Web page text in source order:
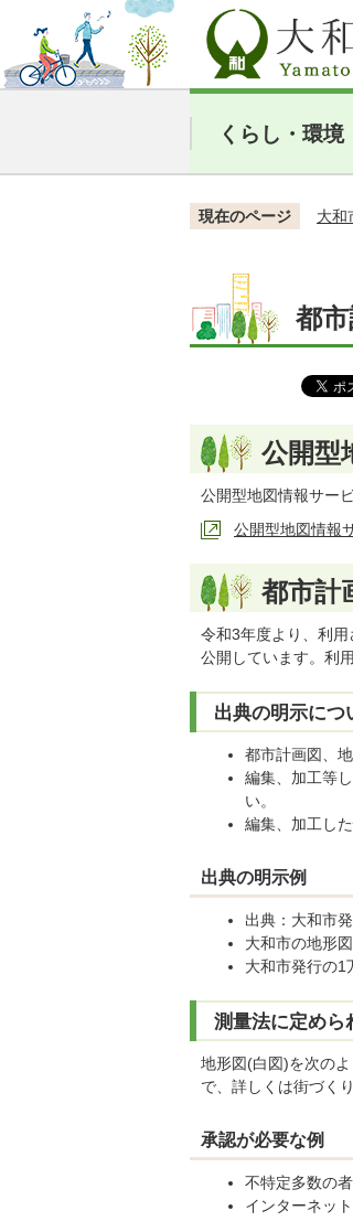
くらし・環境
現在のページ 大和
都
公開型
公開型地図情報サー
公開型地図情報
都市計
令和3年度より、利
公開しています。利
出典の明示につ
都市計画図、
編集、加工等
い。
編集、加工し
出典の明示例
出典：大和市
大和市の地形
大和市発行の1
測量法に定めら
地形図(白図)を次の
で、詳しくは街づく
承認が必要な例
不特定多数の
インターネッ